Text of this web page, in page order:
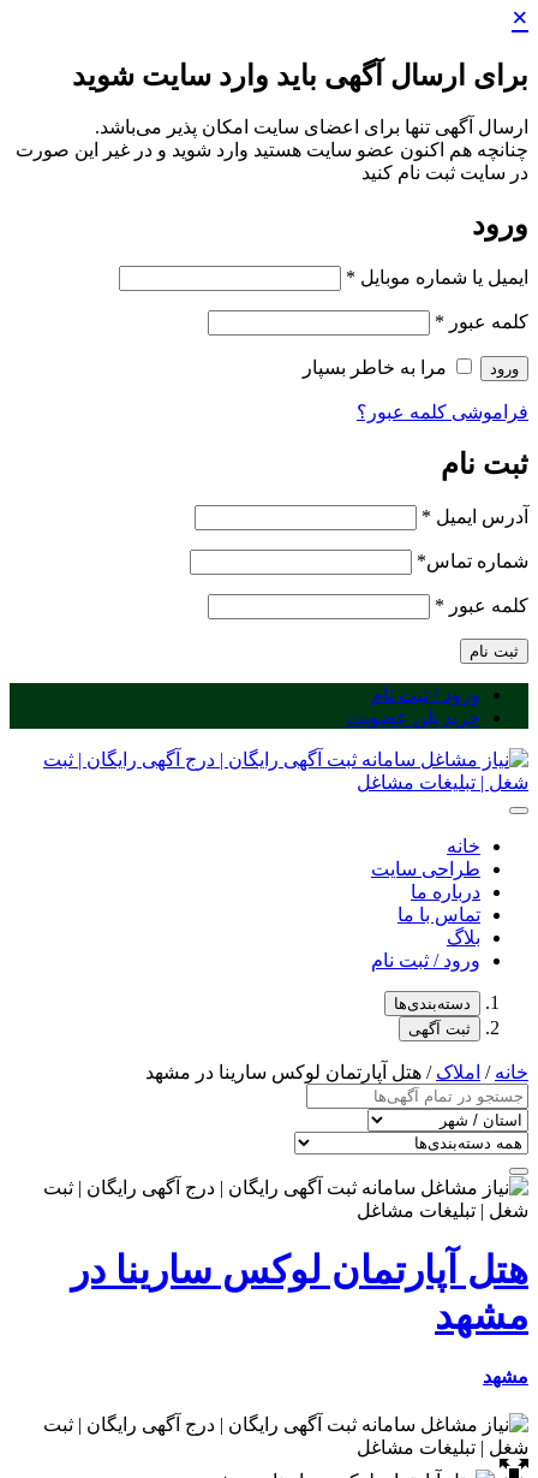
×
برای ارسال آگهی باید وارد سایت شوید
ارسال آگهی تنها برای اعضای سایت امکان پذیر می‌باشد.
چنانچه هم‌ اکنون عضو سایت هستید وارد شوید و در غیر این صورت
در سایت ثبت نام کنید
ورود
ایمیل یا شماره موبایل *
کلمه عبور *
ورود مرا به خاطر بسپار
فراموشی کلمه عبور؟
ثبت نام
آدرس ایمیل *
شماره تماس*
کلمه عبور *
ثبت نام
ورود / ثبت نام
خرید پلن عضویت
خانه
طراحی سایت
درباره ما
تماس با ما
بلاگ
ورود / ثبت نام
دسته‌بندی‌ها
ثبت آگهی
خانه/ املاک/ هتل آپارتمان لوکس سارینا در مشهد
هتل آپارتمان لوکس سارینا در
مشهد
مشهد